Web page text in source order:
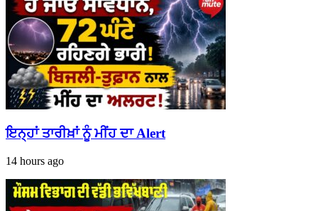
ਇਨ੍ਹਾਂ ਤਾਰੀਖ਼ਾਂ ਨੂੰ ਮੀਂਹ ਦਾ Alert
14 hours ago